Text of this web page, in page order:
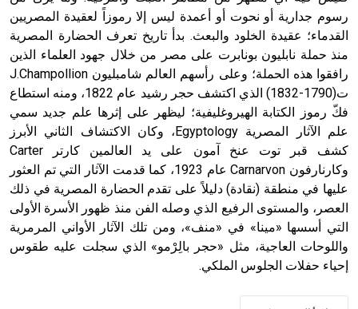
رسوم جدارية أو نحوت أو أعمدة ليس إلا رموزاً لعقيدة المصريين
القدماء؛ عقيدة الخلود والبعث. بدأ تاريخ تعرف الحضارة المصرية
منذ حملة نابليون بونابرت على مصر من خلال جهود العلماء الذين
رافقوا هذه الحملة؛ وعلى رأسهم العالم شامبليون J.Champollion
ت(1790-1832) الذي اكتشف حجر رشيد عام 1822، ومنه استطاع
فكّ رموز الكتابة الهيروغليفية؛ ليظهر على إثرها علم جديد سمي
علم الآثار المصرية Egyptology، وكان الاكتشاف الثاني الأبرز
كشف قبر توت عنخ آمون على يد العالمين كارتر Carter
وكارنارفون Carnarvon عام 1923، كما قدمت الآثار التي تم العثور
عليها في منطقة (نقادة) دليلاً على تقدم الحضارة المصرية في ذلك
العصر، والمستوى الرفيع الذي وصله الفن منذ ظهور الأسرة الأولى
التي أسسها «مينا» في «منف»، ومن تلك الآثار الأواني المرمرية
واللوحات العاجية، مثل «حجر بالِرْمو» الذي سجلت عليه طقوس
إحياء حفلات الجلوس الملكي.